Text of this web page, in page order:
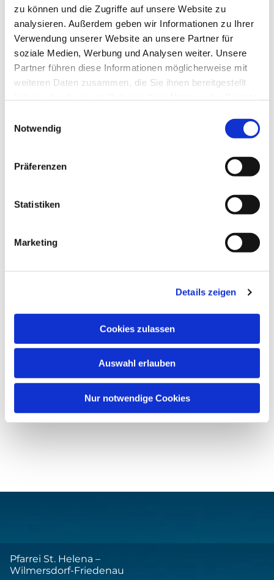
zu können und die Zugriffe auf unsere Website zu
analysieren. Außerdem geben wir Informationen zu Ihrer
Verwendung unserer Website an unsere Partner für
soziale Medien, Werbung und Analysen weiter. Unsere
Partner führen diese Informationen möglicherweise mit
weiteren Daten zusammen, die Sie ihnen bereitgestellt
Notwendig
Präferenzen
Statistiken
Marketing
Details zeigen
Cookies zulassen
Auswahl erlauben
Nur notwendige Cookies
Schlesischer Theologe, Arzt, Mystiker
Verschenkte in den letzten Lebensjahren sein
Vermögen an die Armen und behandelte
Bedürftige unentgeltlich.
Pfarrei St. Helena –
Wilmersdorf-Friedenau